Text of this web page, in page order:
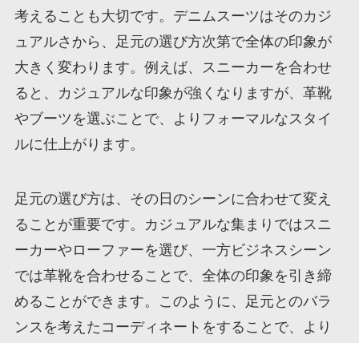
考えることも大切です。デニムスーツはそのカジ
ュアルさから、足元の選び方次第で全体の印象が
大きく変わります。例えば、スニーカーを合わせ
ると、カジュアルな印象が強くなりますが、革靴
やブーツを選ぶことで、よりフォーマルなスタイ
ルに仕上がります。
足元の選び方は、その日のシーンに合わせて変え
ることが重要です。カジュアルな集まりではスニ
ーカーやローファーを選び、一方ビジネスシーン
では革靴を合わせることで、全体の印象を引き締
めることができます。このように、足元とのバラ
ンスを考えたコーディネートをすることで、より